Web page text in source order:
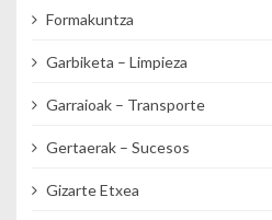
Formakuntza
Garbiketa – Limpieza
Garraioak – Transporte
Gertaerak – Sucesos
Gizarte Etxea